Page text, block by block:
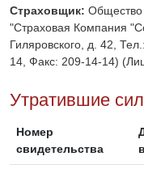
Страховщик: Общество
"Страховая Компания
Гиляровского, д. 42,
14, Факс: 209-14-14)
Утратившие
Номер
свидетельства